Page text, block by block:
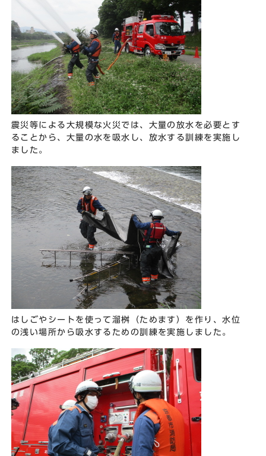
震災等による大規模な火災では、大量の放水を必要とす
ることから、大量の水を吸水し、放水する訓練を実施し
ました。
はしごやシートを使って溜桝（ためます）を作り、水位
の浅い場所から吸水するための訓練を実施しました。